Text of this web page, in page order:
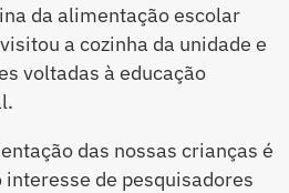
da alimentação escolar
a cozinha da unidade e
voltadas à educação
das nossas crianças é
de pesquisadores